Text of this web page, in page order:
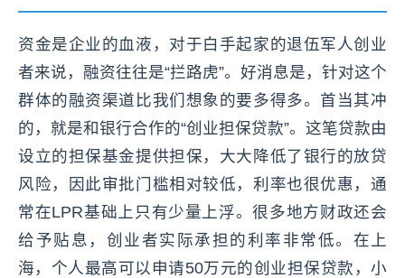
资金是企业的血液，对于白手起家的退伍军人创业
者来说，融资往往是“拦路虎”。好消息是，针对这个
群体的融资渠道比我们想象的要多得多。首当其冲
的，就是和银行合作的“创业担保贷款”。这笔贷款由
设立的担保基金提供担保，大大降低了银行的放贷
风险，因此审批门槛相对较低，利率也很优惠，通
常在LPR基础上只有少量上浮。很多地方财政还会
给予贴息，创业者实际承担的利率非常低。在上
海，个人最高可以申请50万元的创业担保贷款，小